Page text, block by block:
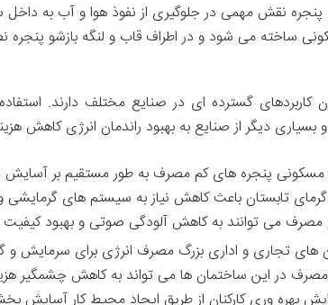
پنجره نقش مهمی در جلوگیری از نفوذ هوا و آب به داخل
ساخته می شود و در اطراف قاب و لنگه بازشو پنجره
کاربردهای گسترده ای در صنایع مختلف دارند. استفاده
و بسیاری دیگر از صنایع به بهبود راندمان انرژی کاهش
مسکونی پنجره های کم مصرف به طورمستقیم برآسایش
گرمای تابستان باعث کاهش نیازبه سیستم های گرمایشی
مصرف می توانند به کاهش آلودگی صوتی و بهبود کیفیت
های تجاری و اداری بزرگ مصرف انرژی برای سرمایش و
مصرف در این ساختمان ها می تواند به کاهش چشمگیر
بهره وری کارکنان از طریق ایجاد محیط کار آسایش